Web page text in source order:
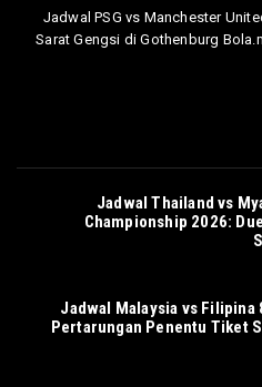
Jadwal PSG vs Manchester
Sarat Gengsi di Gothenburg
Jadwal Thailand vs
Championship 2026:
Jadwal Malaysia vs Filipina
Pertarungan Penentu Tiket